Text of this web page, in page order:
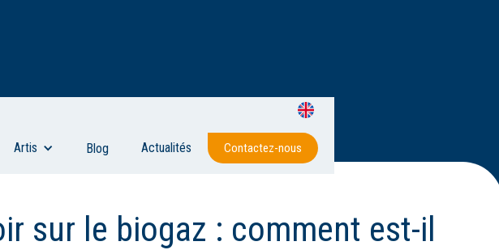
Artis Blog Actualités Contactez-nous
sur le biogaz : comment est-il